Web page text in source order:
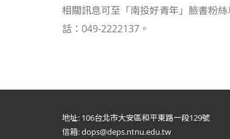
相關訊息可至「南投好青年」臉書粉
話：049-2222137。
地址: 106台北市大安區和平東路一段129號
信箱: dops@deps.ntnu.edu.tw